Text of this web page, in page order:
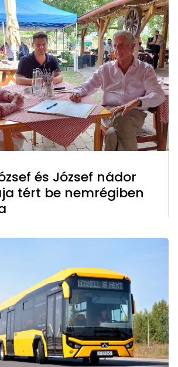
és József nádor
tért be nemrégiben